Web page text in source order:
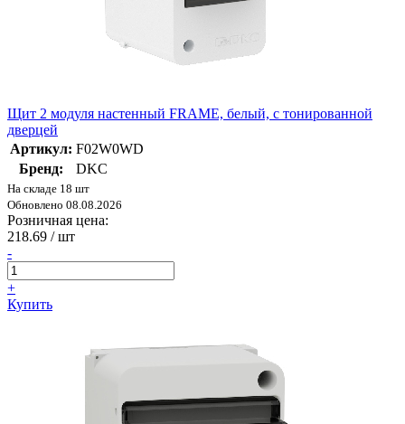
Щит 2 модуля настенный FRAME, белый, с тонированной
дверцей
Артикул: F02W0WD
Бренд:
DKC
На складе 18 шт
Обновлено 08.08.2026
Розничная цена:
218.69 / шт
-
+
Купить